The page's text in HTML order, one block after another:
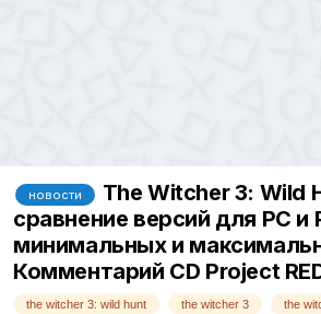
новости
The Witcher 3: Wild
сравнение версий для PC и
минимальных и
Комментарий CD Project
the witcher 3: wild hunt the witcher 3
the